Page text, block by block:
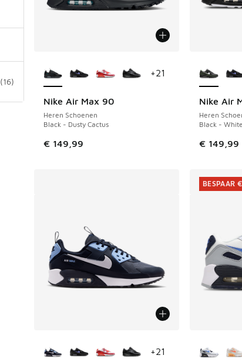
(16)
Nike Air Max 90
Heren Schoenen
Black - Dusty Cactus
€ 149,99
+21
Nike Air
Heren
Black -
€ 149,99
+21
BESPAAR